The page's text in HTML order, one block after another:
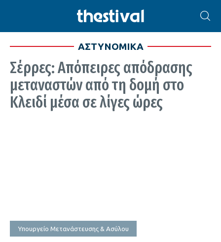
ΑΣΤΥΝΟΜΙΚΑ
Σέρρες: Απόπειρες απόδρασης
μεταναστών από τη δομή στο
Κλειδί μέσα σε λίγες ώρες
Υπουργείο Μετανάστευσης & Ασύλου